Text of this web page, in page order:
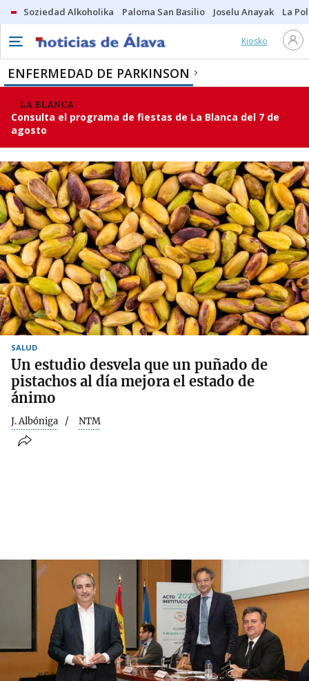
Soziedad Alkoholika Paloma San Basilio Joselu Anayak La
Kiosko
ENFERMEDAD DE PARKINSON
LA BLANCA
Consulta el programa de fiestas de La Blanca del 7 de
agosto
SALUD
Un estudio desvela que un puñado de
pistachos al día mejora el estado de
ánimo
J. Albóniga NTM